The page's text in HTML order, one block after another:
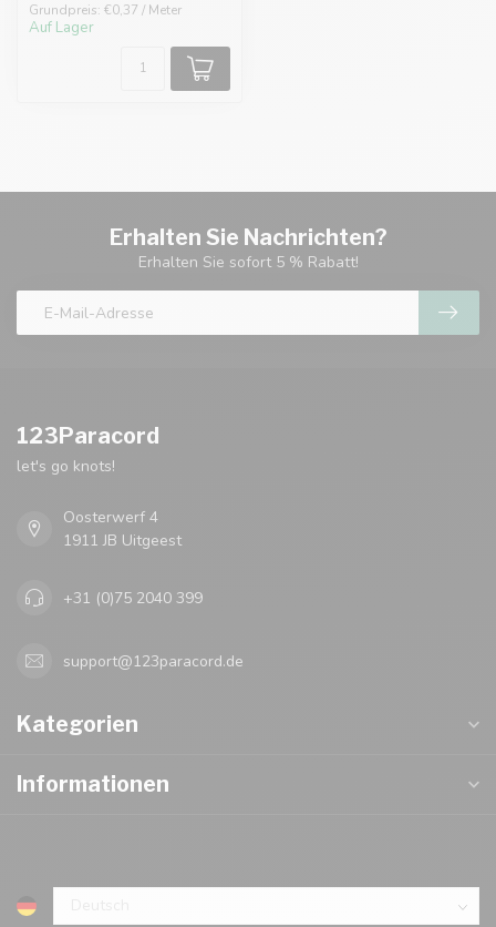
Grundpreis: €0,37 / Meter
Auf Lager
Erhalten Sie Nachrichten?
Erhalten Sie sofort 5 % Rabatt!
123Paracord
let's go knots!
Oosterwerf 4
1911 JB Uitgeest
+31 (0)75 2040 399
support@123paracord.de
Kategorien
Informationen